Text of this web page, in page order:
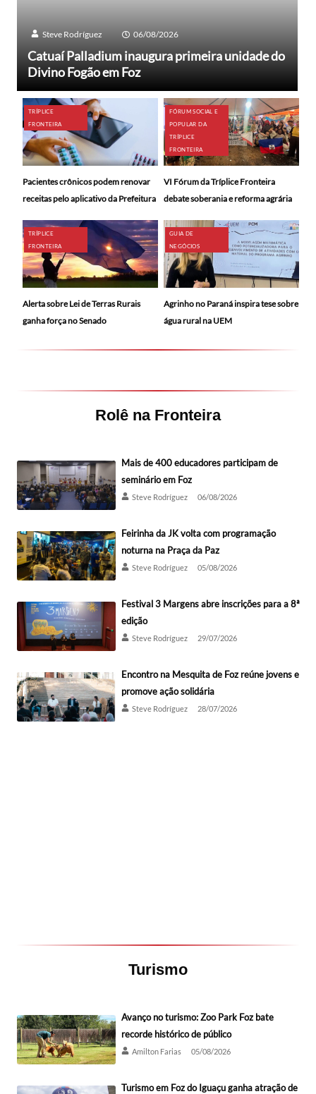
Steve Rodríguez 06/08/2026
Catuaí Palladium inaugura primeira unidade do
Divino Fogão em Foz
TRÍPLICE
FRONTEIRA
Pacientes crônicos podem renovar
receitas pelo aplicativo da Prefeitura
FÓRUM SOCIAL E
POPULAR DA
TRÍPLICE
FRONTEIRA
VI Fórum da Tríplice Fronteira
debate soberania e reforma agrária
TRÍPLICE
FRONTEIRA
Alerta sobre Lei de Terras Rurais
ganha força no Senado
GUIA DE
NEGÓCIOS
Agrinho no Paraná inspira tese sobre
água rural na UEM
Rolê na Fronteira
Mais de 400 educadores participam de
seminário em Foz
Steve Rodríguez 06/08/2026
Feirinha da JK volta com programação
noturna na Praça da Paz
Steve Rodríguez 05/08/2026
Festival 3 Margens abre inscrições para a 8ª
edição
Steve Rodríguez 29/07/2026
Encontro na Mesquita de Foz reúne jovens e
promove ação solidária
Steve Rodríguez 28/07/2026
Turismo
Avanço no turismo: Zoo Park Foz bate
recorde histórico de público
Amilton Farias 05/08/2026
Turismo em Foz do Iguaçu ganha atração de